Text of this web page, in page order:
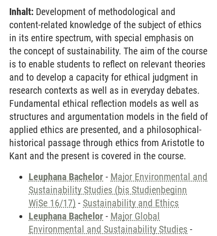
Inhalt: Development of methodological and
content-related knowledge of the subject of ethics
in its entire spectrum, with special emphasis on
the concept of sustainability. The aim of the course
is to enable students to reflect on relevant theories
and to develop a capacity for ethical judgment in
research contexts as well as in everyday debates.
Fundamental ethical reflection models as well as
structures and argumentation models in the field of
applied ethics are presented, and a philosophical-
historical passage through ethics from Aristotle to
Kant and the present is covered in the course.
Leuphana Bachelor - Major Environmental and
Sustainability Studies (bis Studienbeginn
WiSe 16/17) - Sustainability and Ethics
Leuphana Bachelor - Major Global
Environmental and Sustainability Studies -